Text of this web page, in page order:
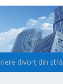
divorț din